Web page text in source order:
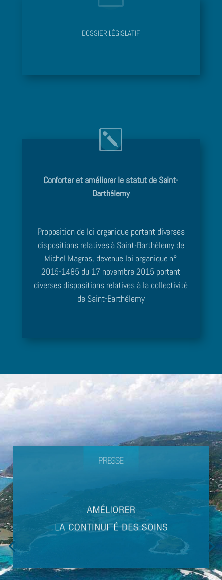
DOSSIER LÉGISLATIF
Conforter et améliorer le statut de Saint-
Barthélemy
Proposition de loi organique portant diverses
dispositions relatives à Saint-Barthélemy de
Michel Magras, devenue loi organique n°
2015-1485 du 17 novembre 2015 portant
diverses dispositions relatives à la collectivité
de Saint-Barthélemy